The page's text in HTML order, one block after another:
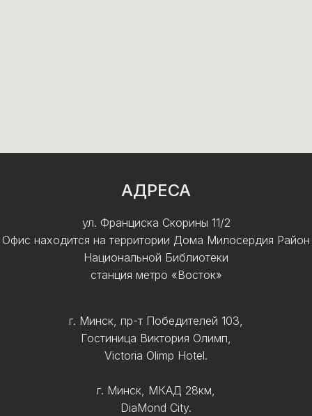
АДРЕСА
ул. Франциска Скорины 11/2
Офис находится на территории Дома Милосердия Район
Национальной Библиотеки
станция метро «Восток»
г. Минск, пр-т Победителей 103,
Гостиница Виктория Олимп,
Victoria Olimp Hotel.
г. Минск, МКАД 28км,
DiaMond City.